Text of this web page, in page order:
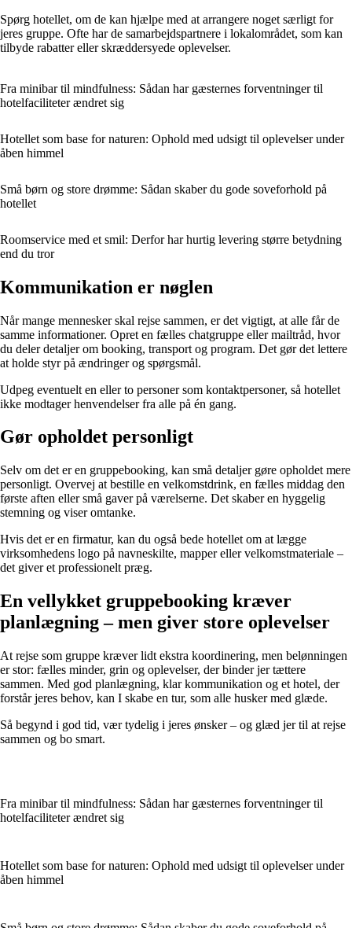
Spørg hotellet, om de kan hjælpe med at arrangere noget særligt for
jeres gruppe. Ofte har de samarbejdspartnere i lokalområdet, som kan
tilbyde rabatter eller skræddersyede oplevelser.
Fra minibar til mindfulness: Sådan har gæsternes forventninger til
hotelfaciliteter ændret sig
Hotellet som base for naturen: Ophold med udsigt til oplevelser under
åben himmel
Små børn og store drømme: Sådan skaber du gode soveforhold på
hotellet
Roomservice med et smil: Derfor har hurtig levering større betydning
end du tror
Kommunikation er nøglen
Når mange mennesker skal rejse sammen, er det vigtigt, at alle får de
samme informationer. Opret en fælles chatgruppe eller mailtråd, hvor
du deler detaljer om booking, transport og program. Det gør det lettere
at holde styr på ændringer og spørgsmål.
Udpeg eventuelt en eller to personer som kontaktpersoner, så hotellet
ikke modtager henvendelser fra alle på én gang.
Gør opholdet personligt
Selv om det er en gruppebooking, kan små detaljer gøre opholdet mere
personligt. Overvej at bestille en velkomstdrink, en fælles middag den
første aften eller små gaver på værelserne. Det skaber en hyggelig
stemning og viser omtanke.
Hvis det er en firmatur, kan du også bede hotellet om at lægge
virksomhedens logo på navneskilte, mapper eller velkomstmateriale –
det giver et professionelt præg.
En vellykket gruppebooking kræver
planlægning – men giver store oplevelser
At rejse som gruppe kræver lidt ekstra koordinering, men belønningen
er stor: fælles minder, grin og oplevelser, der binder jer tættere
sammen. Med god planlægning, klar kommunikation og et hotel, der
forstår jeres behov, kan I skabe en tur, som alle husker med glæde.
Så begynd i god tid, vær tydelig i jeres ønsker – og glæd jer til at rejse
sammen og bo smart.
Fra minibar til mindfulness: Sådan har gæsternes forventninger til
hotelfaciliteter ændret sig
Hotellet som base for naturen: Ophold med udsigt til oplevelser under
åben himmel